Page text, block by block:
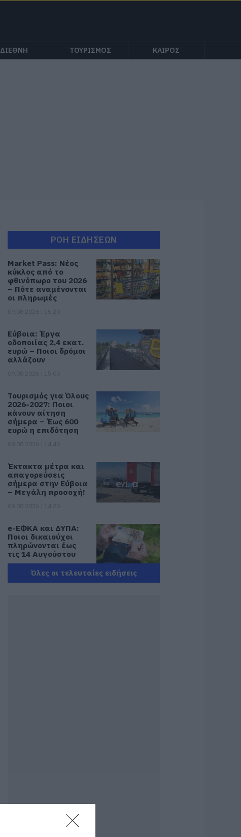
ΔΙΕΘΝΗ ΤΟΥΡΙΣΜΟΣ ΚΑΙΡΟΣ
ΡΟΗ ΕΙΔΗΣΕΩΝ
Market Pass: Νέος
κύκλος από το
φθινόπωρο του 2026
– Πότε αναμένονται
οι πληρωμές
Εύβοια: Έργα
οδοποιίας 2,4 εκατ.
ευρώ – Ποιοι δρόμοι
αλλάζουν
Τουρισμός για Όλους
2026-2027: Ποιοι
κάνουν αίτηση
σήμερα – Έως 600
ευρώ η επιδότηση
Έκτακτα μέτρα και
απαγορεύσεις
σήμερα στην Εύβοια
– Μεγάλη προσοχή!
e-ΕΦΚΑ και ΔΥΠΑ:
Ποιοι δικαιούχοι
πληρώνονται έως
τις 14 Αυγούστου
09.08.2026 | 14:00
Αυγούστου 2026: Η
τα εντυπωσιακά
φαινόμενα στον
Όλες οι τελευταίες ειδήσεις